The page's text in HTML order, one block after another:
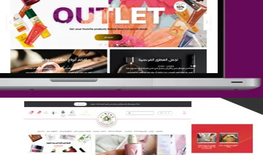
تصميم متجر جمال المرأة الشرقية
التفاصيل